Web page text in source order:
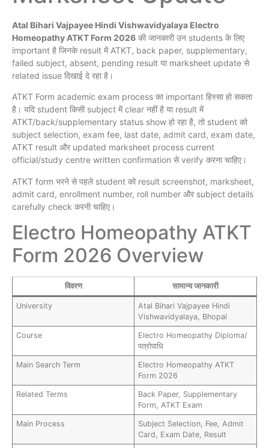
Atal Bihari Vajpayee Hindi Vishwavidyalaya Electro
Homeopathy ATKT Form 2026 की जानकारी उन students के लिए
important है जिनके result में ATKT, back paper, supplementary,
failed subject, absent, pending result या marksheet update से
related issue दिखाई दे रहा है।
ATKT Form academic exam process का important हिस्सा हो सकता
है। यदि student किसी subject में clear नहीं है या result में
ATKT/back/supplementary status show हो रहा है, तो student को
subject selection, exam fee, last date, admit card, exam date,
ATKT result और updated marksheet process current
official/study centre written confirmation से verify करना चाहिए।
ATKT form भरने से पहले student को result screenshot, marksheet,
admit card, enrollment number, roll number और subject details
carefully check करनी चाहिए।
Electro Homeopathy ATKT
Form 2026 Overview
विवरण सामान्य जानकारी
University
Atal Bihari Vajpayee Hindi
Vishwavidyalaya, Bhopal
Course
Electro Homeopathy Diploma/
पत्रोपाधि
Main Search Term
Electro Homeopathy ATKT
Form 2026
Related Terms
Back Paper, Supplementary
Form, ATKT Exam
Main Process
Subject Selection, Fee, Admit
Card, Exam Date, Result